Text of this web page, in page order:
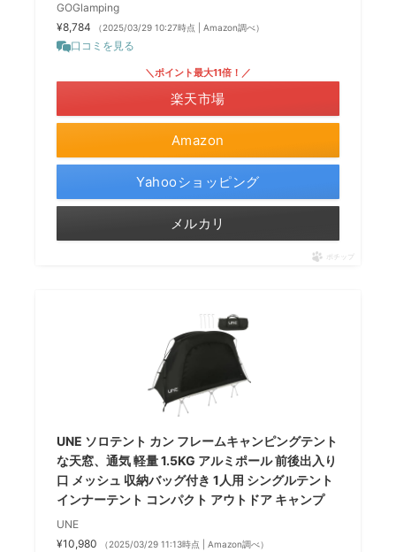
GOGlamping
¥8,784
（2025/03/29 10:27時点 | Amazon調べ）
口コミを見る
Amazon
＼ポイント最大11倍！／
楽天市場
Yahooショッピング
メルカリ
ポチップ
UNE ソロテント カン フレームキャンピングテント
な天窓、通気 軽量 1.5KG アルミポール 前後出入り
口 メッシュ 収納バッグ付き 1人用 シングルテント
インナーテント コンパクト アウトドア キャンプ
UNE
¥10,980
（2025/03/29 11:13時点 | Amazon調べ）